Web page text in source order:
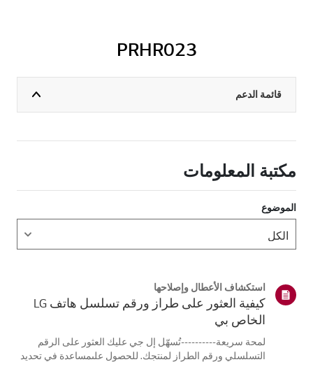
PRHR023
قائمة الدعم
مكتبة المعلومات
الموضوع
استكشاف الأعطال وإصلاحها
كيفية العثور على طراز ورقم تسلسل هاتف LG
الخاص بي
لمحة سريعة----------تُسهّل إل جي عليك العثور على الرقم
التسلسلي ورقم الطراز لمنتجك. للحصول علىمساعدة في تحديد